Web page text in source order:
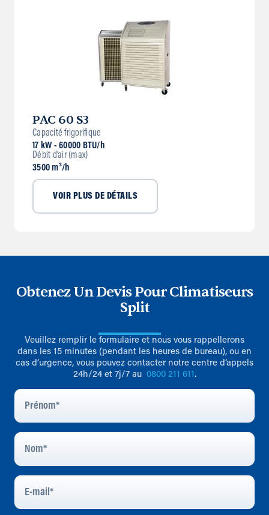
PAC 60 S3
Capacité frigorifique
17 kW - 60000 BTU/h
Débit d’air (max)
3500 m³/h
VOIR PLUS DE DÉTAILS
Obtenez Un Devis Pour Climatiseurs
Split
Veuillez remplir le formulaire et nous vous rappellerons
dans les 15 minutes (pendant les heures de bureau), ou en
cas d’urgence, vous pouvez contacter notre centre d’appels
24h/24 et 7j/7 au 0800 211 611.
Prénom
Nom
E-
Mail*